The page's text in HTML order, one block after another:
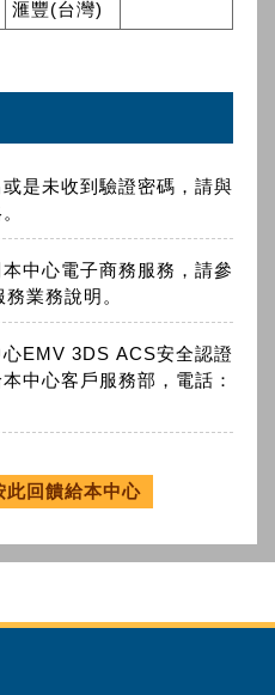
滙豐(台灣)
是未收到驗證密碼，請與
中心電子商務服務，請參
業務說明。
EMV 3DS ACS安全認證
中心客戶服務部，電話：
此回饋給本中心